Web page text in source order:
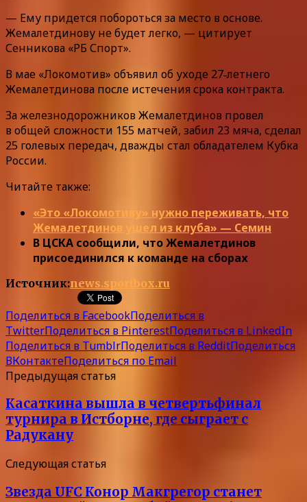
— Ему придется побороться за место в основе.
Жемалетдинову не будет легко, — цитирует
Сенникова «РБ Спорт».
В мае «Локомотив» объявил об уходе 27‑летнего
Жемалетдинова после истечения срока контракта.
За железнодорожников Жемалетдинов провел
в общей сложности 155 матчей, забил 23 мяча, сделал
25 голевых передач, дважды стал обладателем Кубка
России.
Читайте также:
«Это «Локомотиву» нужно переживать, что
Жемалетдинов ушел из клуба» — Семин
В ЦСКА сообщили, что Жемалетдинов
присоединился к команде на сборах
Источник:news.sportbox.ru
Поделиться в FacebookПоделиться в
TwitterПоделиться в PinterestПоделиться в LinkedIn
Поделиться в TumblrПоделиться в RedditПоделиться
ВКонтактеПоделиться по Email
Предыдущая статья
Касаткина вышла в четвертьфинал
турнира в Истборне, где сыграет с
Радукану
Следующая статья
Звезда UFC Конор Макгрегор станет